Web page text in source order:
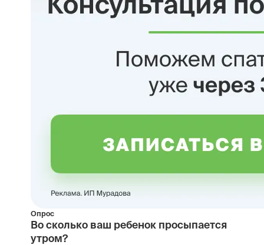
Опрос
Во сколько ваш ребенок просыпается
утром?